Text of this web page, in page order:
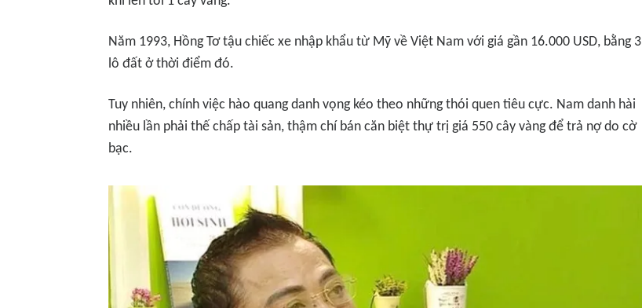
Năm 1993, Hồng Tơ tậu chiếc xe nhập khẩu từ Mỹ về Việt Nam với giá gần 16.000 USD, bằng 3
lô đất ở thời điểm đó.
Tuy nhiên, chính việc hào quang danh vọng kéo theo những thói quen tiêu cực. Nam danh hài
nhiều lần phải thế chấp tài sản, thậm chí bán căn biệt thự trị giá 550 cây vàng để trả nợ do cờ
bạc.